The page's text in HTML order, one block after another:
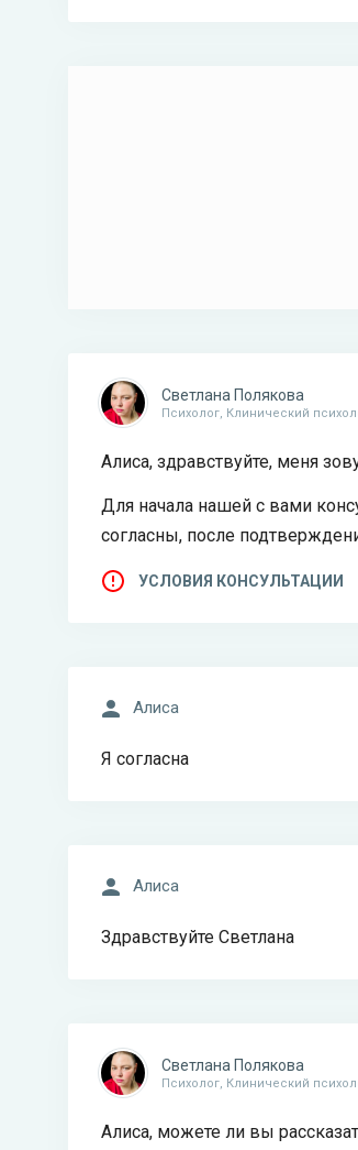
Светлана Полякова
Психолог, Клинический
Алиса, здравствуйте, меня
Для начала нашей с вами
согласны, после
УСЛОВИЯ КОНСУЛЬТАЦИИ
Алиса
Я согласна
Алиса
Здравствуйте Светлана
Светлана Полякова
Психолог, Клинический
Алиса, можете ли вы